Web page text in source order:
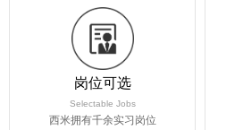
岗位可选
Selectable Jobs
西米拥有千余实习岗位